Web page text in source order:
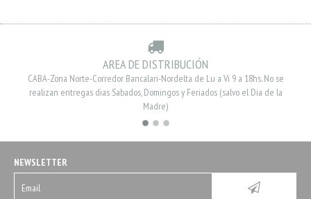
AREA DE DISTRIBUCIÓN
CABA-Zona Norte-Corredor Bancalari-Nordelta de Lu a Vi 9 a 18hs. No se
realizan entregas dias Sabados, Domingos y Feriados (salvo el Dia de la
Madre)
NEWSLETTER